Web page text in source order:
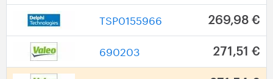
TSP0155966 269,98 €
690203 271,51 €